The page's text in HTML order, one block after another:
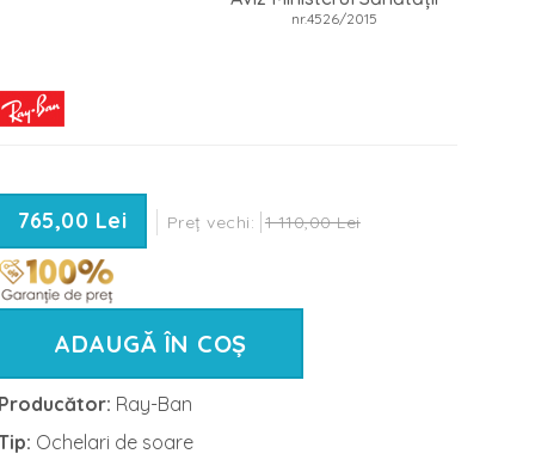
nr.4526/2015
765,00 Lei Preț vechi: 1 110,00 Lei
ADAUGĂ ÎN COȘ
Ray-Ban
Ochelari de soare